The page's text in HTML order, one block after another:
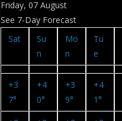
Friday, 07 August
See 7-Day Forecast
Sat
Su
n
Mo
n
Tu
e
+3
7°
+4
0°
+3
9°
+4
1°